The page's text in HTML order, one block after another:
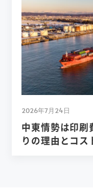
2026年7月24日
中東情勢は印
りの理由とコ